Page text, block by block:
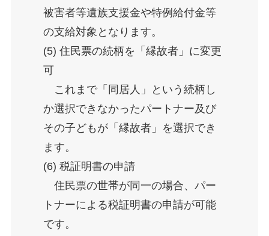
被害者等遺族支援金や特例給付金等
の支給対象となります。
(5) 住民票の続柄を「縁故者」に変更
可
これまで「同居人」という続柄し
か選択できなかったパートナー及び
その子どもが「縁故者」を選択でき
ます。
(6) 税証明書の申請
住民票の世帯が同一の場合、パー
トナーによる税証明書の申請が可能
です。